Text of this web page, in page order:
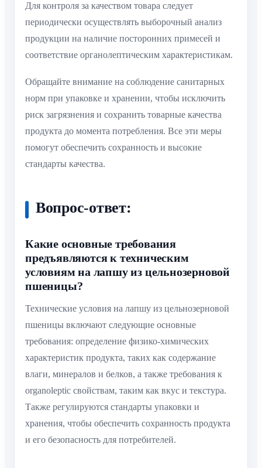
Для контроля за качеством товара следует
периодически осуществлять выборочный анализ
продукции на наличие посторонних примесей и
соответствие органолептическим характеристикам.
Обращайте внимание на соблюдение санитарных
норм при упаковке и хранении, чтобы исключить
риск загрязнения и сохранить товарные качества
продукта до момента потребления. Все эти меры
помогут обеспечить сохранность и высокие
стандарты качества.
Вопрос-ответ:
Какие основные требования
предъявляются к техническим
условиям на лапшу из цельнозерновой
пшеницы?
Технические условия на лапшу из цельнозерновой
пшеницы включают следующие основные
требования: определение физико-химических
характеристик продукта, таких как содержание
влаги, минералов и белков, а также требования к
organoleptic свойствам, таким как вкус и текстура.
Также регулируются стандарты упаковки и
хранения, чтобы обеспечить сохранность продукта
и его безопасность для потребителей.